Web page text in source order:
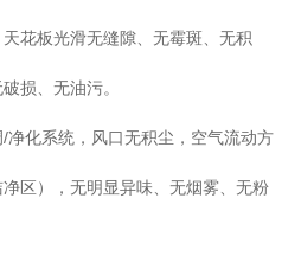
板光滑无缝隙、无霉斑、无积
损、无油污。
化系统，风口无积尘，空气流动方
区），无明显异味、无烟雾、无粉